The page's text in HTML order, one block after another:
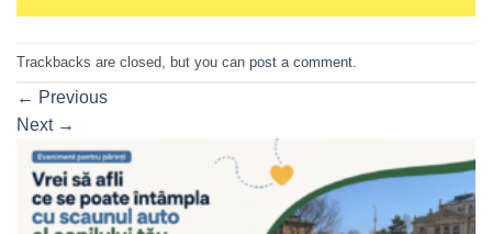
Trackbacks are closed, but you can post a comment
← Previous
Next →